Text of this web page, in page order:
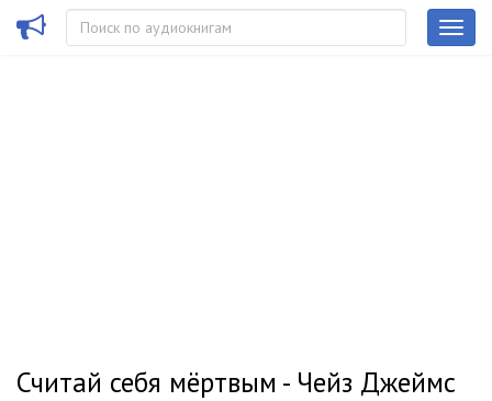
Считай себя мёртвым - Чейз Джеймс